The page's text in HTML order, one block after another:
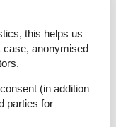
Sie in der
Sie im Bad mit
ist sehr
zum nächsten
ab 7 Uhr
this helps us
case, anonymised
(in addition
parties for